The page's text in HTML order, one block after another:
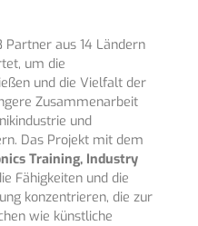
Partner aus 14 Ländern
um die
und die Vielfalt der
Zusammenarbeit
und
Das Projekt mit dem
Training, Industry
Fähigkeiten und die
konzentrieren, die zur
wie künstliche